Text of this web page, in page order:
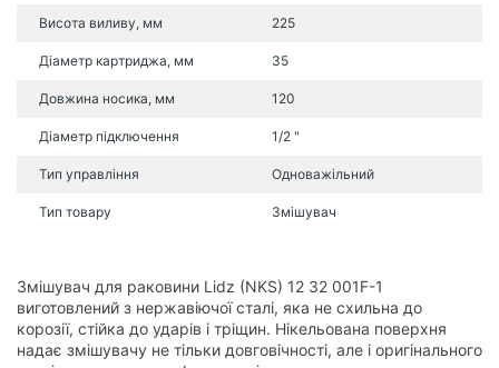
Висота виливу, мм 225
Діаметр картриджа, мм 35
Довжина носика, мм 120
Діаметр підключення 1/2 "
Тип управління Одноважільний
Тип товару Змішувач
Змішувач для раковини Lidz (NKS) 12 32 001F-1
виготовлений з нержавіючої сталі, яка не схильна до
корозії, стійка до ударів і тріщин. Нікельована поверхня
надає змішувачу не тільки довговічності, але і оригінального